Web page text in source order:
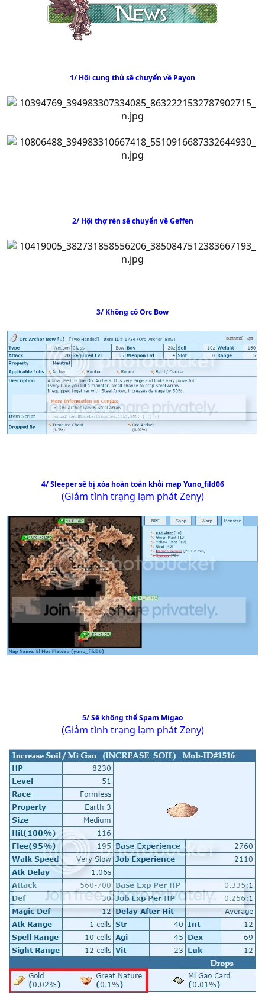
1/ Hội cung thủ sẽ chuyển về Payon
2/ Hội thợ rèn sẽ chuyển về Geffen
3/ Không có Orc Bow
4/ Sleeper sẽ bị xóa hoàn toàn khỏi map Yuno_fild06
(Giảm tình trạng lạm phát Zeny)
5/ Sẽ không thể Spam Migao
(Giảm tình trạng lạm phát Zeny)